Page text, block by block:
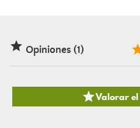
 Opiniones (1)
Valorar